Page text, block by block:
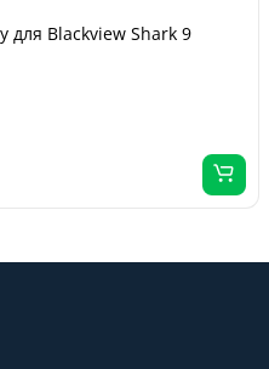
для Blackview Shark 9